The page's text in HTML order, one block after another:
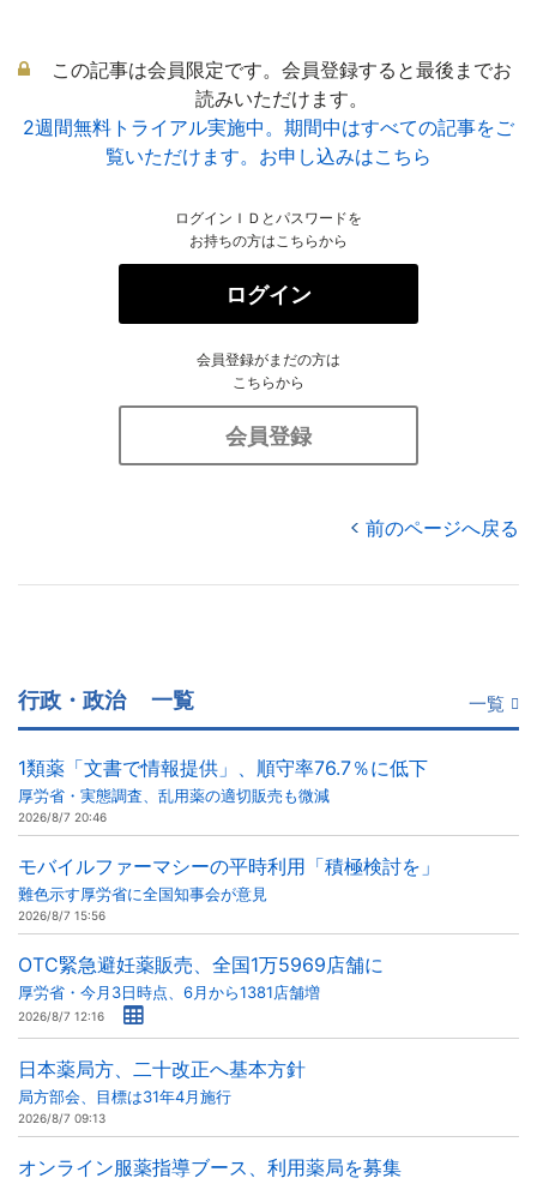
この記事は会員限定です。会員登録すると最後までお
読みいただけます。
2週間無料トライアル実施中。期間中はすべての記事をご
覧いただけます。お申し込みはこちら
ログインＩＤとパスワードを
お持ちの方はこちらから
ログイン
会員登録がまだの方は
こちらから
会員登録
前のページへ戻る
行政・政治 一覧 一覧
1類薬「文書で情報提供」、順守率76.7％に低下
厚労省・実態調査、乱用薬の適切販売も微減
2026/8/7 20:46
モバイルファーマシーの平時利用「積極検討を」
難色示す厚労省に全国知事会が意見
2026/8/7 15:56
OTC緊急避妊薬販売、全国1万5969店舗に
厚労省・今月3日時点、6月から1381店舗増
2026/8/7 12:16
日本薬局方、二十改正へ基本方針
局方部会、目標は31年4月施行
2026/8/7 09:13
オンライン服薬指導ブース、利用薬局を募集